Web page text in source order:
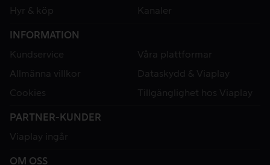
Hyr & köp
Kanaler
INFORMATION
Kundservice
Våra plattformar
Allmänna villkor
Dataskydd & Viaplay
Cookies
Tillgänglighet hos Viaplay
PARTNER-KUNDER
Viaplay ingår
OM OSS